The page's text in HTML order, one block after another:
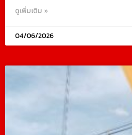
ดูเพิ่มเติม »
04/06/2026